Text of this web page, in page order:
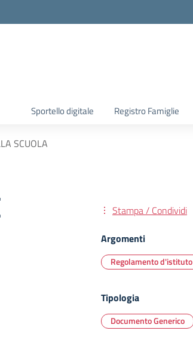
Sportello digitale Registro Famiglie
SCUOLA
Stampa / Condividi
Argomenti
Regolamento d'istituto
Tipologia
Documento Generico